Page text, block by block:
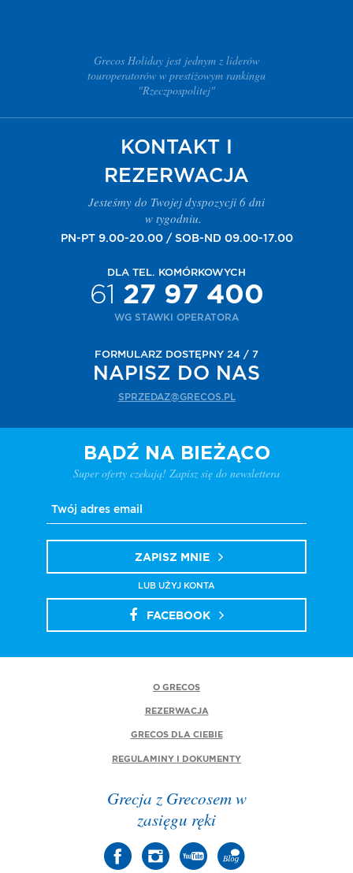
Grecos Holiday jest jednym z liderów
touroperatorów w prestiżowym rankingu
"Rzeczpospolitej"
KONTAKT I
REZERWACJA
Jesteśmy do Twojej dyspozycji 6 dni
w tygodniu.
PN-PT 9.00-20.00 / SOB-ND 09.00-17.00
DLA TEL. KOMÓRKOWYCH
61 27 97 400
WG STAWKI OPERATORA
FORMULARZ DOSTĘPNY 24 / 7
NAPISZ DO NAS
SPRZEDAZ@GRECOS.PL
BĄDŹ NA BIEŻĄCO
Super oferty czekają! Zapisz się do newslettera
ZAPISZ MNIE
LUB UŻYJ KONTA
FACEBOOK
O GRECOS
REZERWACJA
GRECOS DLA CIEBIE
REGULAMINY I DOKUMENTY
Grecja z Grecosem w
zasięgu ręki